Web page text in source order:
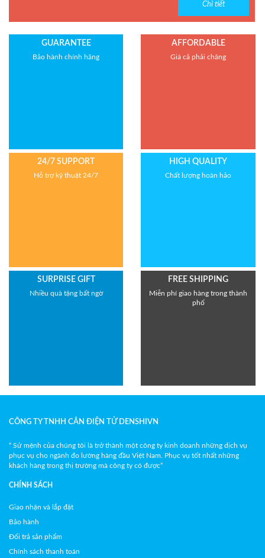
Chi tiết
GUARANTEE
Bảo hành chính hãng
AFFORDABLE
Giá cả phải chăng
24/7 SUPPORT
Hỗ trợ kỹ thuật 24/7
HIGH QUALITY
Chất lượng hoàn hảo
SURPRISE GIFT
Nhiều quà tặng bất ngờ
FREE SHIPPING
Miễn phí giao hàng trong thành
phố
CÔNG TY TNHH CÂN ĐIỆN TỬ DENSHIVN
“ Sứ mệnh của chúng tôi là trở thành một công ty kinh doanh những dịch vụ
phục vụ cho ngành đo lường hàng đầu Việt Nam. Phục vụ tốt nhất những
khách hàng trong thị trường mà công ty có được”
CHÍNH SÁCH
Giao nhận và lắp đặt
Bảo hành
Đổi trả sản phẩm
Chính sách thanh toán